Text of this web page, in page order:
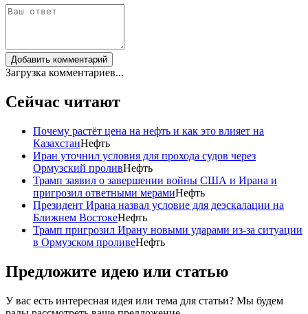
Добавить комментарий
Загрузка комментариев...
Сейчас читают
Почему растёт цена на нефть и как это влияет на
КазахстанНефть
Иран уточнил условия для прохода судов через
Ормузский проливНефть
Трамп заявил о завершении войны США и Ирана и
пригрозил ответными мерамиНефть
Президент Ирана назвал условие для деэскалации на
Ближнем ВостокеНефть
Трамп пригрозил Ирану новыми ударами из-за ситуации
в Ормузском проливеНефть
Предложите идею или статью
У вас есть интересная идея или тема для статьи? Мы будем